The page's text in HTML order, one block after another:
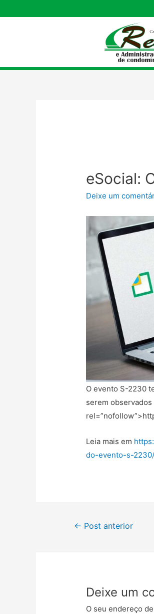
eSocial:
Deixe um
O evento S-2230
serem
Leia mais em
do-evento-s-2230/
← Post anterior
Deixe um
O seu endereço